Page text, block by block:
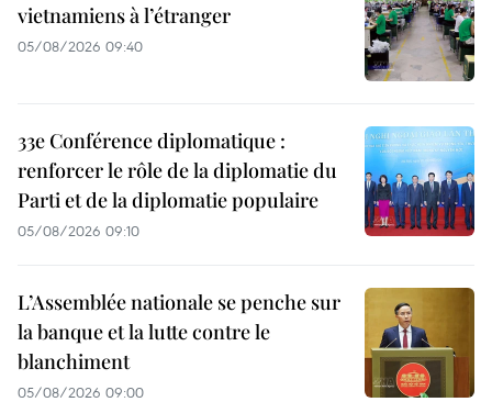
vietnamiens à l’étranger
05/08/2026 09:40
33e Conférence diplomatique :
renforcer le rôle de la diplomatie du
Parti et de la diplomatie populaire
05/08/2026 09:10
L’Assemblée nationale se penche sur
la banque et la lutte contre le
blanchiment
05/08/2026 09:00